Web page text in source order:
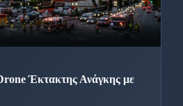
Έκτακτης Ανάγκης με